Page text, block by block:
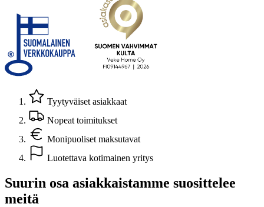
Tyytyväiset asiakkaat
Nopeat toimitukset
Monipuoliset maksutavat
Luotettava kotimainen yritys
Suurin osa asiakkaistamme suosittelee
meitä